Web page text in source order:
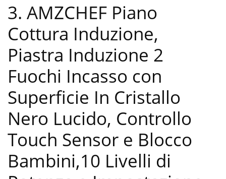
3. AMZCHEF Piano
Cottura Induzione,
Piastra Induzione 2
Fuochi Incasso con
Superficie In Cristallo
Nero Lucido, Controllo
Touch Sensor e Blocco
Bambini,10 Livelli di